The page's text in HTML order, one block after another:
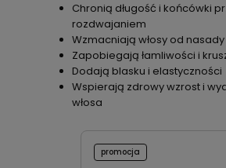
Chronią długość i końcówki
rozdwajaniem
Wzmacniają włosy od
Zapobiegają łamliwości i
Dodają blasku i elastyczności
Wspierają zdrowy wzrost i
włosa
promocja